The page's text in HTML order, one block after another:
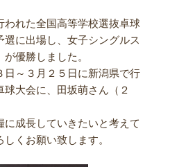
われた全国高等学校選抜卓球
に出場し、女子シングルス
優勝しました。
日～３月２５日に新潟県で行
大会に、田坂萌さん（２
成長していきたいと考えて
くお願い致します。